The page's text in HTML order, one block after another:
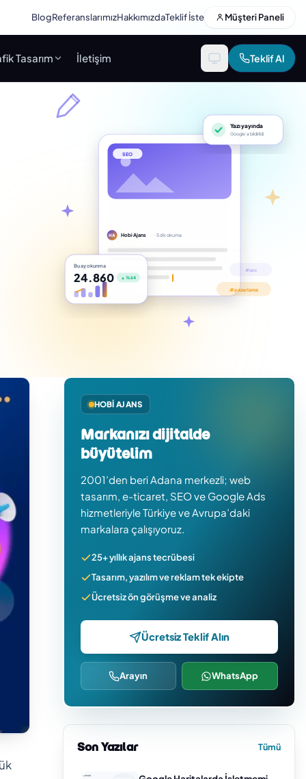
BlogReferanslarımızHakkımızdaTeklif İste Müşteri Paneli
Tasarım İletişim Teklif Al
SEO
HA Hobi Ajans · 5 dk okuma
Yazı yayında
Google’a bildirildi
Bu ay okunma
24.860 ▲ %64
HOBI AJANS
Markanızı dijitalde
büyütelim
2001’den beri Adana merkezli; web
tasarım, e-ticaret, SEO ve Google Ads
hizmetleriyle Türkiye ve Avrupa’daki
markalara çalışıyoruz.
25+ yıllık ajans tecrübesi
Tasarım, yazılım ve reklam tek ekipte
Ücretsiz ön görüşme ve analiz
Ücretsiz Teklif Alın
Arayın WhatsApp
Son Yazılar Tümü